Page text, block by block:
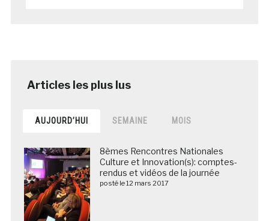
AUJOURD’HUI SEMAINE MOIS
8èmes Rencontres Nationales
Culture et Innovation(s): comptes-
rendus et vidéos de la journée
posté le 12 mars 2017